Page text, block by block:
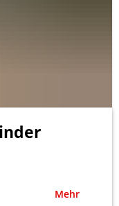
Mehr